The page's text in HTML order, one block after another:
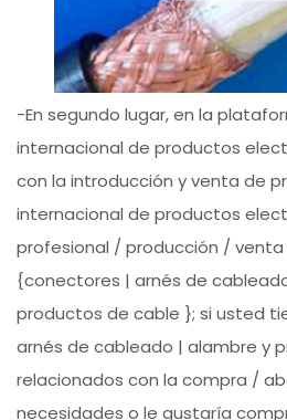
-En segundo lugar, en la
internacional de productos
con la introducción y venta de
internacional de productos
profesional / producción /
{conectores | arnés de
productos de cable }; si usted
arnés de cableado | alambre y
relacionados con la compra /
necesidades o le gustaría